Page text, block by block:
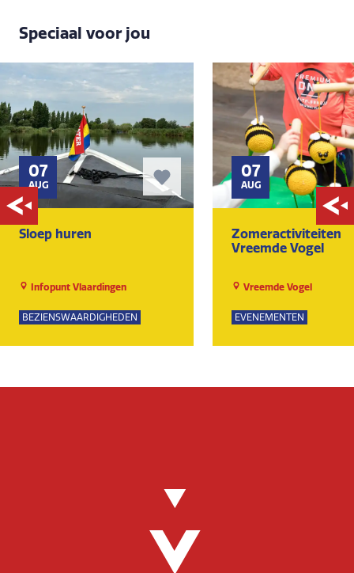
Speciaal voor jou
07
AUG
Sloep huren
Infopunt Vlaardingen
BEZIENSWAARDIGHEDEN
07
AUG
Zomeractiviteiten
Vreemde Vogel
Vreemde Vogel
EVENEMENTEN